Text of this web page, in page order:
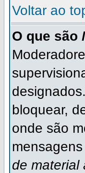
Voltar ao
O que são
bloquear,
onde são
de material